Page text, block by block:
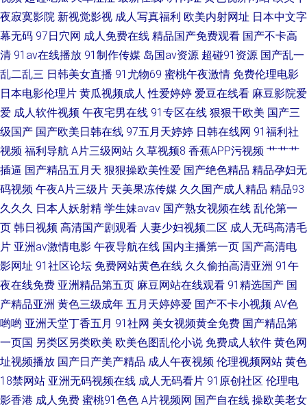
夜寂寞影院 新视觉影视 成人写真福利 欧美内射网址 日本中文字
幕无码 97日穴网 成人免费在线 精品国产免费观看 国产不卡高
清 91av在线播放 91制作传媒 岛国av资源 超碰91资源 国产乱一
乱二乱三 日韩美女直播 91尤物69 蜜桃午夜激情 免费伦理电影
日本电影伦理片 黄瓜视频成人 性爱婷婷 爱豆在线看 麻豆影院爱
爱 成人软件视频 午夜宅男在线 91专区在线 狠狠干欧美 国产三
级国产 国产欧美日韩在线 97五月天婷婷 日韩在线网 91福利社
视频 福利导航 A片三级网站 久草视频8 香蕉APP污视频 艹艹艹
插逼 国产精品五月天 狠狠操欧美性爱 国产绝色精品 精品孕妇无
码视频 午夜A片三级片 天美果冻传媒 久久国产成人精品 精品93
久久久 日本人妖射精 学生妹avav 国产熟女视频在线 乱伦第一
页 韩日视频 高清国产剧观看 人妻少妇视频二区 成人无码高清毛
片 亚洲av激情电影 午夜导航在线 国内主播第一页 国产高清电
影网址 91社区论坛 免费网站黄色在线 久久偷拍高清亚洲 91午
夜在线免费 亚洲精品第五页 麻豆网站在线观看 91精选国产 国
产精品亚洲 黄色三级成年 五月天婷婷爱 国产不卡小视频 AV色
哟哟 亚洲天堂丁香五月 91社网 美女视频黄全免费 国产精品第
一页国 另类区另类欧美 欧美色图乱伦小说 免费成人软件 黄色网
址视频播放 国产日产美产精品 成人午夜视频 伦理视频网站 黄色
18禁网站 亚洲无码视频在线 成人无码看片 91原创社区 伦理电
影香港 成人免费 蜜桃91色色 A片视频网 国产自在线 操欧美老女